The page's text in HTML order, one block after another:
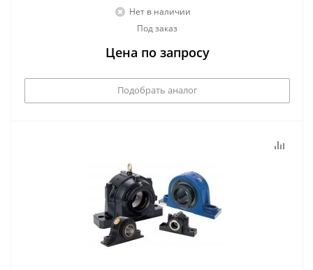
Нет в наличии
Под заказ
Цена по запросу
Подобрать аналог